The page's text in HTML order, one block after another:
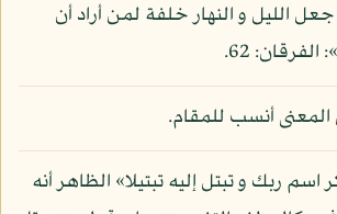
الليل و النهار خلفة لمن أراد أن
62.
أنسب للمقام.
اسم ربك و تبتل إليه تبتيلا» الظاهر أنه